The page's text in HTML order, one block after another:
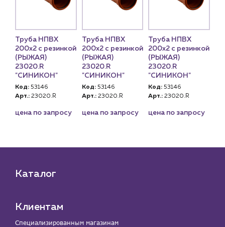
Труба НПВХ
200х2 с резинкой
(РЫЖАЯ)
23020.R
"СИНИКОН"
Код: 53146
Арт.: 23020.R
цена по запросу
Труба НПВХ
200х2 с резинкой
(РЫЖАЯ)
23020.R
"СИНИКОН"
Код: 53146
Арт.: 23020.R
цена по запросу
Труба НПВХ
200х2 с резинкой
(РЫЖАЯ)
23020.R
"СИНИКОН"
Код: 53146
Арт.: 23020.R
цена по запросу
Каталог
Клиентам
Специализированным магазинам